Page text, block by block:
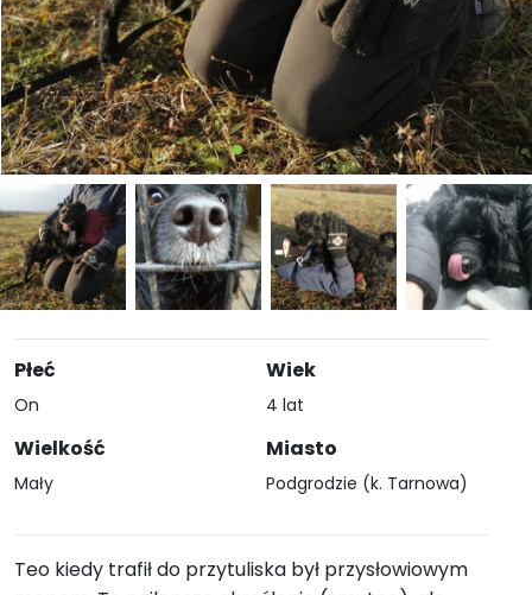
Płeć
On
Wielkość
Mały
Wiek
4 lat
Miasto
Podgrodzie (k. Tarnowa)
Teo kiedy trafił do przytuliska był przysłowiowym